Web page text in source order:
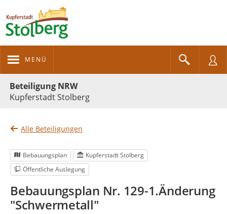
MENÜ
Beteiligung NRW
Kupferstadt Stolberg
Alle Beteiligungen
Bebauungsplan
Kupferstadt Stolberg
Öffentliche Auslegung
Bebauungsplan Nr. 129-1.Änderung
"Schwermetall"